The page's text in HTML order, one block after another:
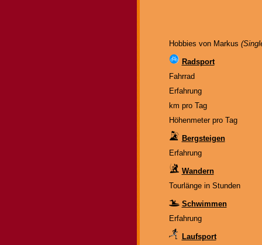
Hobbies von Markus
Radsport
Fahrrad
Erfahrung
km pro Tag
Höhenmeter pro Tag
Bergsteigen
Erfahrung
Wandern
Tourlänge in Stunden
Schwimmen
Erfahrung
Laufsport